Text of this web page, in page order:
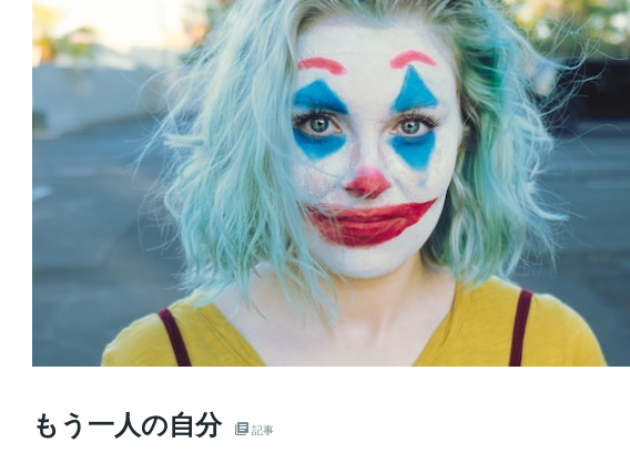
もう一人の自分 記事